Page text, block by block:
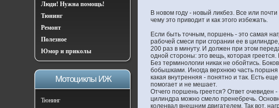
Люди! Нужна помощь!
Тюнинг
Ремонт
Полезное
Юмор и приколы
Мотоциклы ИЖ
Тюнинг
В новом году - новый ликбез. Все или
чему это приводит и как этого избежать.
Если быть точным, поршень - это самая
рабочей смеси при сгорании ее в
200 раз в минуту. И должен при этом
одной стороны: это вещь, которая
Без терминологии никак не обойтись.
бобышками. Иногда верхнюю часть
какая внутренняя - понятно и так. Есть
помогает и не мешает.
Отчего поршень греется? Ответ
цилиндра можно смело пренебречь.
коленвал внешним двигателем. Так вот,